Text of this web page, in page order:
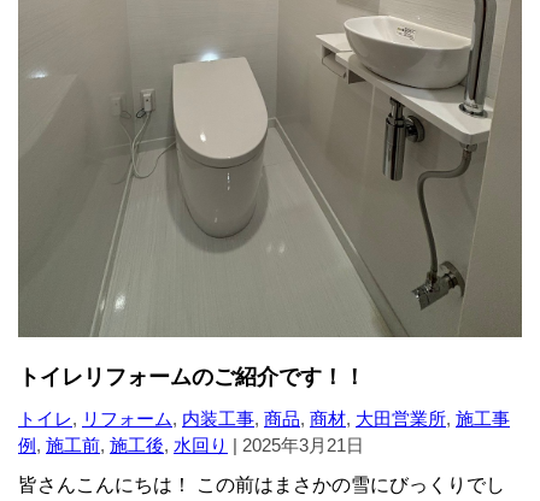
トイレリフォームのご紹介です！！
トイレ, リフォーム, 内装工事, 商品, 商材, 大田営業所, 施工事
例, 施工前, 施工後, 水回り | 2025年3月21日
皆さんこんにちは！ この前はまさかの雪にびっくりでし